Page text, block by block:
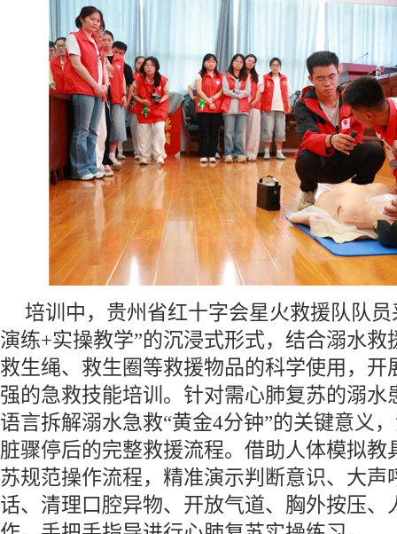
培训中，贵州省红十字会星火救援队队
演练+实操教学”的沉浸式形式，结合溺水救
救生绳、救生圈等救援物品的科学使用，开
强的急救技能培训。针对需心肺复苏的溺水
语言拆解溺水急救“黄金4分钟”的关键意义
脏骤停后的完整救援流程。借助人体模拟教
苏规范操作流程，精准演示判断意识、大声
话、清理口腔异物、开放气道、胸外按压、